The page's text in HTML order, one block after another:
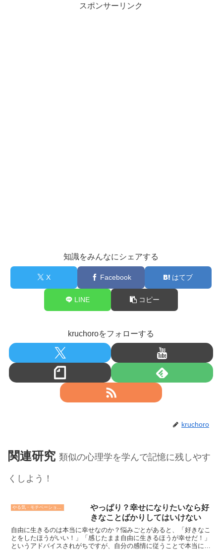
スポンサーリンク
知識をみんなにシェアする
X Facebook はてブ
LINE コピー
kruchoroをフォローする
kruchoro
関連研究 類似の心理学を学んで記憶に残しやす
くしよう！
やる気・モチベーションの心理学
やっぱり？幸せになりたいなら好
きなことばかりしてはいけない
自由に生きるのは本当に幸せなのか？悩みごとがあると、「好きなこ
とをしたほうがいい！」「感じたまま自由に生きるほうが幸せだ！」
というアドバイスされがちですが、自分の感情に従うことで本当に幸